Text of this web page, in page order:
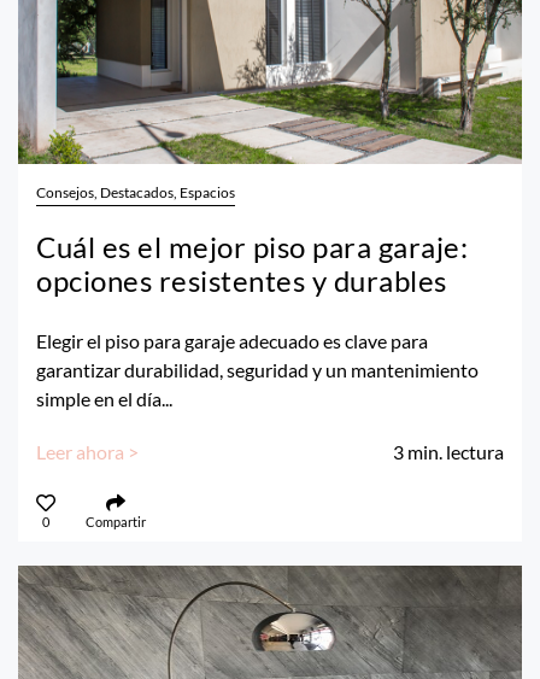
Consejos, Destacados, Espacios
Cuál es el mejor piso para garaje:
opciones resistentes y durables
Elegir el piso para garaje adecuado es clave para
garantizar durabilidad, seguridad y un mantenimiento
simple en el día...
Leer ahora > 3 min. lectura
0 Compartir